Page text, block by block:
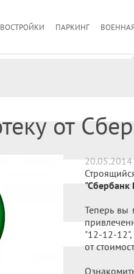
ПАРКИНГ
от
20.05.2014
"Сбербанк
Теперь вы
"12-12-12",
от